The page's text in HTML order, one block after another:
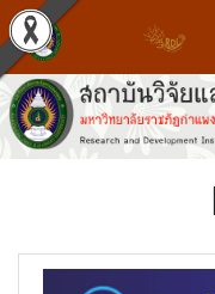
FACEBOOK
TWITTER